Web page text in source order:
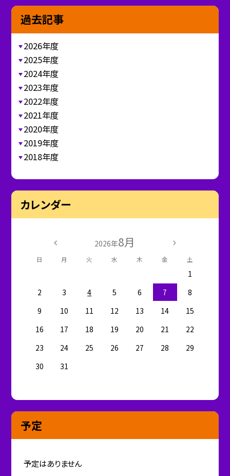
過去記事
2026年度
2025年度
2024年度
2023年度
2022年度
2021年度
2020年度
2019年度
2018年度
カレンダー
2026年8月
日 月 火 水 木 金 土
1
2
3 4 5 6 7
8
9
10 11 12 13 14
15
16
17 18 19 20 21
22
23
24 25 26 27 28
29
30
31
予定
予定はありません